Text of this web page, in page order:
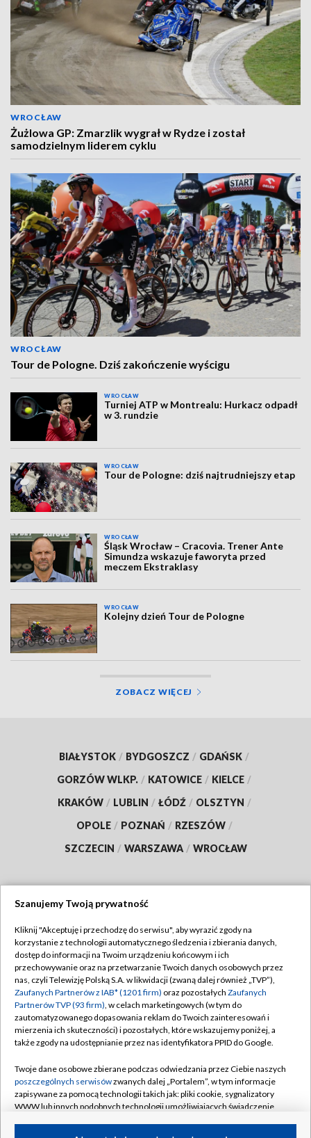
WROCŁAW
Żużlowa GP: Zmarzlik wygrał w Rydze i został
samodzielnym liderem cyklu
WROCŁAW
Tour de Pologne. Dziś zakończenie wyścigu
WROCŁAW
Turniej ATP w Montrealu: Hurkacz odpadł
w 3. rundzie
WROCŁAW
Tour de Pologne: dziś najtrudniejszy etap
WROCŁAW
Śląsk Wrocław – Cracovia. Trener Ante
Simundza wskazuje faworyta przed
meczem Ekstraklasy
WROCŁAW
Kolejny dzień Tour de Pologne
ZOBACZ WIĘCEJ
BIAŁYSTOK / BYDGOSZCZ / GDAŃSK /
GORZÓW WLKP. / KATOWICE / KIELCE /
KRAKÓW / LUBLIN / ŁÓDŹ / OLSZTYN /
OPOLE / POZNAŃ / RZESZÓW /
SZCZECIN / WARSZAWA / WROCŁAW
TVP
Abonament TVP
Emisja w TVP
Centrum informacji TVP
Naziemna Telewizja Cyfrowa
Rada Programowa
System NOS
Informacje o nadawcy
Regulamin TVP
Polityka prywatności
Moje zgody
Pomoc
Kontakt
Kanały
Szanujemy Twoją prywatność
Kliknij "Akceptuję i przechodzę do serwisu", aby wyrazić zgody na
korzystanie z technologii automatycznego śledzenia i zbierania danych,
dostęp do informacji na Twoim urządzeniu końcowym i ich
przechowywanie oraz na przetwarzanie Twoich danych osobowych przez
nas, czyli Telewizję Polską S.A. w likwidacji (zwaną dalej również „TVP”),
Zaufanych Partnerów z IAB* (1201 firm) oraz pozostałych Zaufanych
Partnerów TVP (93 firm), w celach marketingowych (w tym do
zautomatyzowanego dopasowania reklam do Twoich zainteresowań i
mierzenia ich skuteczności) i pozostałych, które wskazujemy poniżej, a
także zgody na udostępnianie przez nas identyfikatora PPID do Google.
Twoje dane osobowe zbierane podczas odwiedzania przez Ciebie naszych
poszczególnych serwisówzwanych dalej „Portalem”, w tym informacje
zapisywane za pomocą technologii takich jak: pliki cookie, sygnalizatory
WWW lub innych podobnych technologii umożliwiających świadczenie